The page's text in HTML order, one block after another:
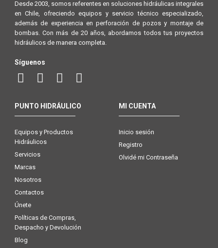
Desde 2003, somos referentes en soluciones hidráulicas integrales
en Chile, ofreciendo equipos y servicio técnico especializado,
además de experiencia en perforación de pozos y montaje de
bombas. Con más de 20 años, abordamos todos tus proyectos
hidráulicos de manera completa.
Síguenos
PUNTO HIDRÁULICO
Equipos y Productos
Hidráulicos
Servicios
Marcas
Nosotros
Contactos
Únete
Políticas de Compras,
Despacho y Devolución
Blog
MI CUENTA
Inicio sesión
Registro
Olvidé mi Contraseña